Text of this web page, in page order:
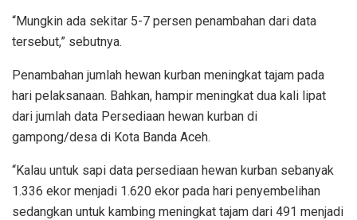
“Mungkin ada sekitar 5-7 persen penambahan dari data
tersebut,” sebutnya.
Penambahan jumlah hewan kurban meningkat tajam pada
hari pelaksanaan. Bahkan, hampir meningkat dua kali lipat
dari jumlah data Persediaan hewan kurban di
gampong/desa di Kota Banda Aceh.
“Kalau untuk sapi data persediaan hewan kurban sebanyak
1.336 ekor menjadi 1.620 ekor pada hari penyembelihan
sedangkan untuk kambing meningkat tajam dari 491 menjadi